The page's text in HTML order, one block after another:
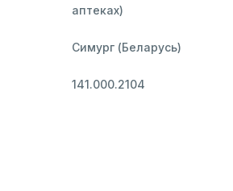
аптеках)
Симург (Беларусь)
141.000.2104